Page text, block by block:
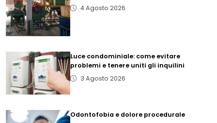
4 Agosto 2026
Luce condominiale: come evitare
problemi e tenere uniti gli inquilini
3 Agosto 2026
Odontofobia e dolore procedurale